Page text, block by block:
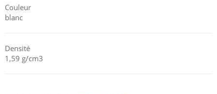
Couleur
blanc
Densité
1,59 g/cm3